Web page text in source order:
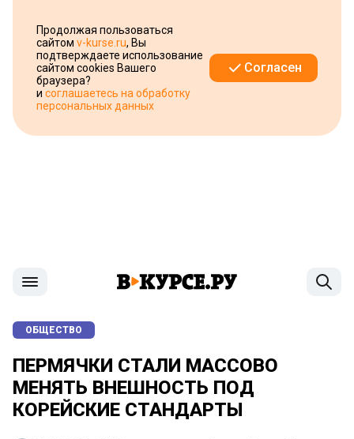
Продолжая пользоваться
сайтом v-kurse.ru, Вы
подтверждаете использование
сайтом cookies Вашего
браузера?
и соглашаетесь на обработку
персональных данных
Согласен
ОБЩЕСТВО
ПЕРМЯЧКИ СТАЛИ МАССОВО
МЕНЯТЬ ВНЕШНОСТЬ ПОД
КОРЕЙСКИЕ СТАНДАРТЫ